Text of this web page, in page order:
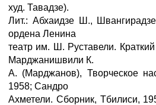
худ. Тавадзе).
Лит.: Абхаидзе Ш.,
ордена Ленина
театр им. Ш. Руставели.
Марджанишвили К.
А. (Марджанов), Творческое
1958; Сандро
Ахметели. Сборник, Тбилиси,